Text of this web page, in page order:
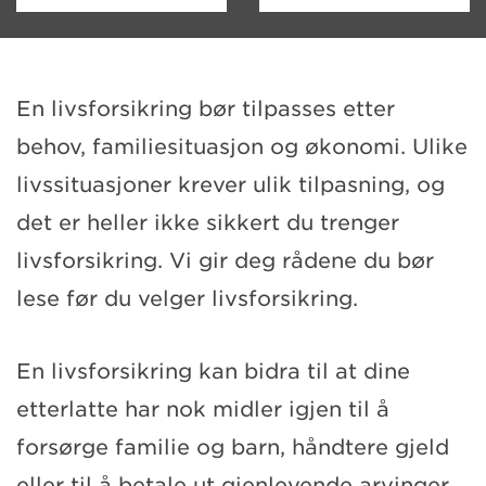
En livsforsikring bør tilpasses etter
behov, familiesituasjon og økonomi. Ulike
livssituasjoner krever ulik tilpasning, og
det er heller ikke sikkert du trenger
livsforsikring. Vi gir deg rådene du bør
lese før du velger livsforsikring.
En livsforsikring kan bidra til at dine
etterlatte har nok midler igjen til å
forsørge familie og barn, håndtere gjeld